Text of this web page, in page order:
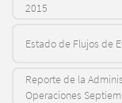
2015
Estado de Flujos de
Reporte de la
Operaciones